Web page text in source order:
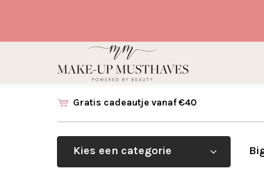
Gratis cadeautje vanaf €40
Kies een categorie